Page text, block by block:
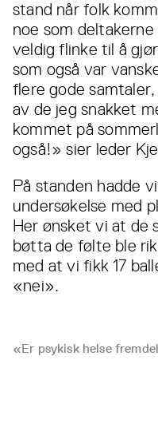
stand når folk
noe som
veldig flinke til å
som også var
flere gode
av de jeg snakket
kommet på
også!» sier leder
På standen hadde
undersøkelse med
Her ønsket vi at de
bøtta de følte ble
med at vi fikk 17
«nei».
«Er psykisk helse